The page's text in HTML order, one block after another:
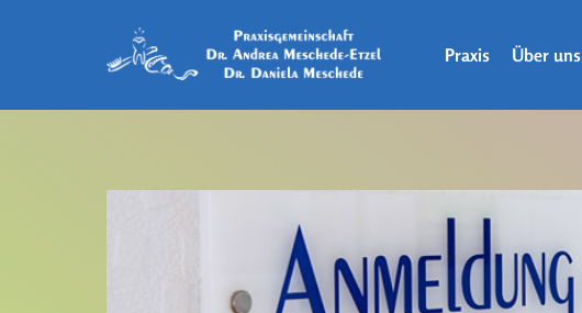
Praxis Über uns